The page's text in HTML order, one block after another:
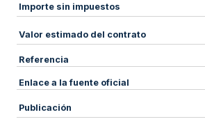
Importe sin impuestos
Valor estimado del contrato
Referencia
Enlace a la fuente oficial
Publicación